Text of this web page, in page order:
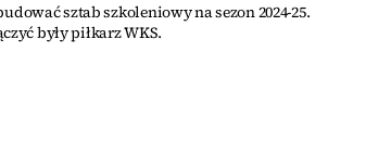
sztab szkoleniowy na sezon 2024-25.
były piłkarz WKS.